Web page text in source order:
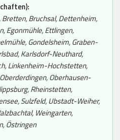
Bruchsal, Dettenheim,
Egonmühle, Ettlingen,
Gondelsheim, Graben-
Karlsdorf-Neuthard,
Linkenheim-Hochstetten,
Oberhausen-
Rheinstetten,
Sulzfeld, Ubstadt-Weiher,
Weingarten,
Östringen